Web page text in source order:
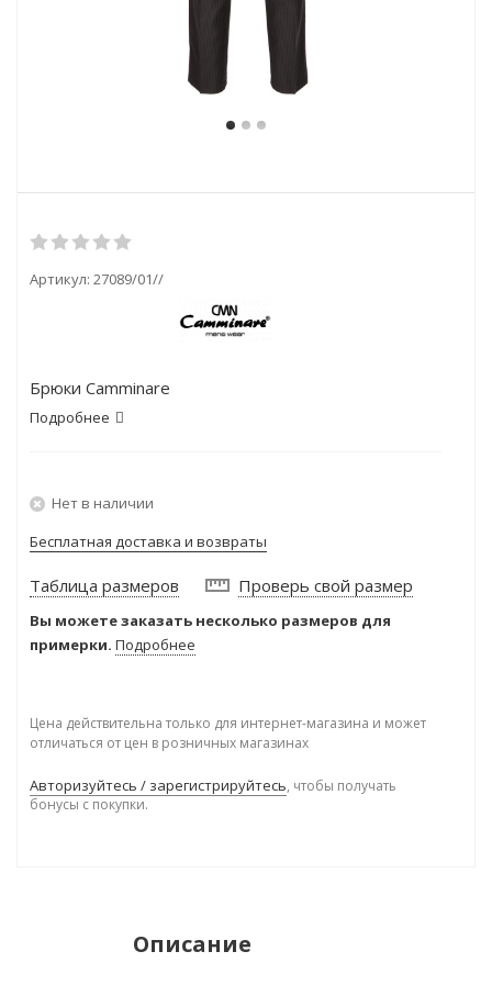
Артикул: 27089/01//
Брюки Camminare
Подробнее
Нет в наличии
Бесплатная доставка и возвраты
Таблица размеров Проверь свой размер
Вы можете заказать несколько размеров для
примерки. Подробнее
Цена действительна только для интернет-магазина и может
отличаться от цен в розничных магазинах
Авторизуйтесь / зарегистрируйтесь, чтобы получать
бонусы с покупки.
Описание